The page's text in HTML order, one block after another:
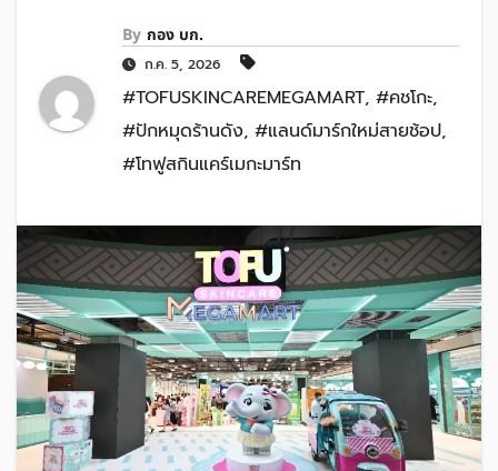
By กอง บก.
ก.ค. 5, 2026
#TOFUSKINCAREMEGAMART, #คชโกะ,
#ปักหมุดร้านดัง, #แลนด์มาร์กใหม่สายช้อป,
#โทฟูสกินแคร์เมกะมาร์ท